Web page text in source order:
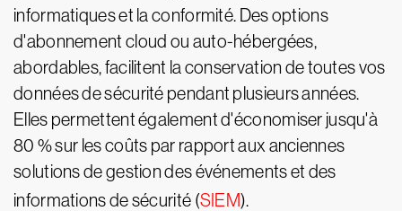
informatiques et la conformité. Des options
d'abonnement cloud ou auto-hébergées,
abordables, facilitent la conservation de toutes vos
données de sécurité pendant plusieurs années.
Elles permettent également d'économiser jusqu'à
80 % sur les coûts par rapport aux anciennes
solutions de gestion des événements et des
informations de sécurité (SIEM).